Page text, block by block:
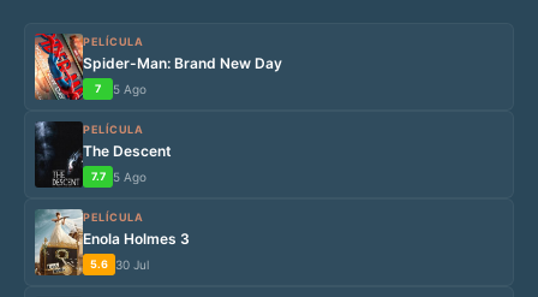
PELÍCULA
Spider-Man: Brand New Day
7 5 Ago
PELÍCULA
The Descent
7.7 5 Ago
PELÍCULA
Enola Holmes 3
5.6 30 Jul